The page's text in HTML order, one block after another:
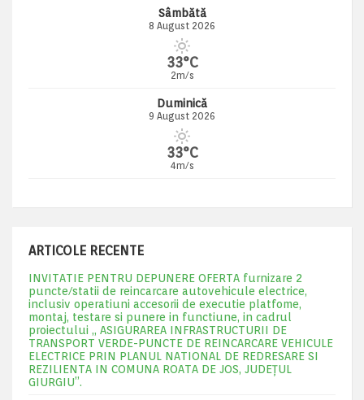
Sâmbătă
8 August 2026
33°C
2m/s
Duminică
9 August 2026
33°C
4m/s
ARTICOLE RECENTE
INVITATIE PENTRU DEPUNERE OFERTA furnizare 2
puncte/statii de reincarcare autovehicule electrice,
inclusiv operatiuni accesorii de executie platfome,
montaj, testare si punere in functiune, in cadrul
proiectului „ ASIGURAREA INFRASTRUCTURII DE
TRANSPORT VERDE-PUNCTE DE REINCARCARE VEHICULE
ELECTRICE PRIN PLANUL NATIONAL DE REDRESARE SI
REZILIENTA IN COMUNA ROATA DE JOS, JUDEŢUL
GIURGIU”.